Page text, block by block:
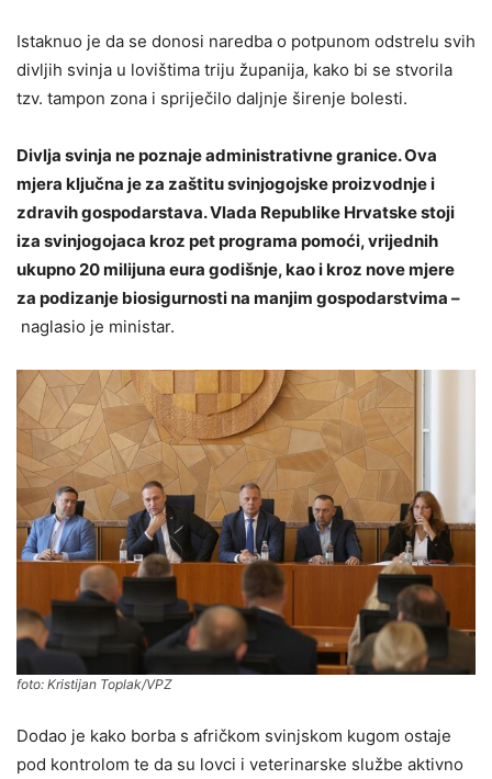
Istaknuo je da se donosi naredba o potpunom odstrelu svih
divljih svinja u lovištima triju županija, kako bi se stvorila
tzv. tampon zona i spriječilo daljnje širenje bolesti.
Divlja svinja ne poznaje administrativne granice. Ova
mjera ključna je za zaštitu svinjogojske proizvodnje i
zdravih gospodarstava. Vlada Republike Hrvatske stoji
iza svinjogojaca kroz pet programa pomoći, vrijednih
ukupno 20 milijuna eura godišnje, kao i kroz nove mjere
za podizanje biosigurnosti na manjim gospodarstvima –
naglasio je ministar.
foto: Kristijan Toplak/VPZ
Dodao je kako borba s afričkom svinjskom kugom ostaje
pod kontrolom te da su lovci i veterinarske službe aktivno